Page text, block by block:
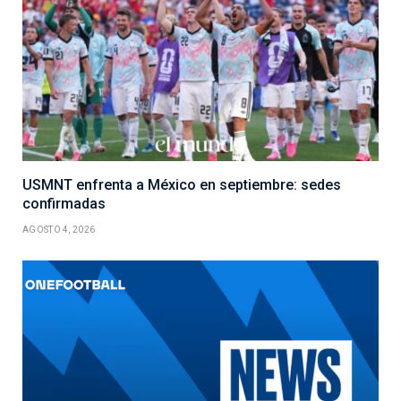
USMNT enfrenta a México en septiembre: sedes
confirmadas
AGOSTO 4, 2026